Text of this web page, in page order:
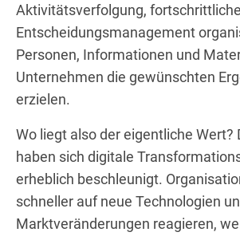
Aktivitätsverfolgung,
Entscheidungsmanagement
Personen, Informationen und
Unternehmen die gewünschten
erzielen.
Wo liegt also der eigentliche Wert?
haben sich digitale
erheblich beschleunigt.
schneller auf neue Technologien
Marktveränderungen reagieren,